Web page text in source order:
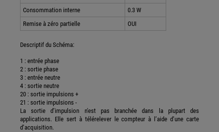
Consommation interne
0.3 W
Remise à zéro partielle
OUI
Descriptif du Schéma:
1 : entrée phase
2 : sortie phase
3 : entrée neutre
4 : sortie neutre
20 : sortie impulsions +
21 : sortie impulsions -
La sortie d’impulsion n'est pas branchée dans la plupart des
applications. Elle sert à télérelever le compteur à l’aide d’une carte
d’acquisition.